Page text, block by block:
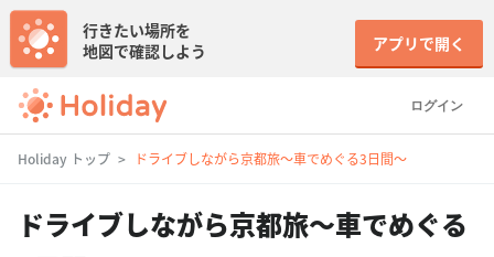
ログイン
行きたい場所を
地図で確認しよう
アプリで開く
Holiday トップ ドライブしながら京都旅〜車でめぐる3日間〜
ドライブしながら京都旅〜車でめぐる